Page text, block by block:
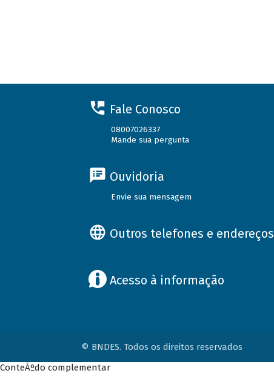
Fale Conosco
08007026337
Mande sua pergunta
Ouvidoria
Envie sua mensagem
Outros telefones e endereços
Acesso à informação
© BNDES. Todos os direitos reservados
ConteÃºdo complementar